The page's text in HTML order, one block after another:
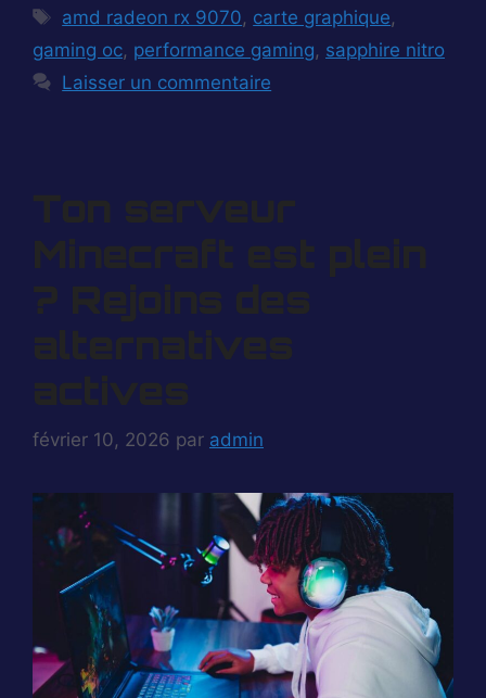
Étiquettes
amd radeon rx 9070, carte graphique,
gaming oc, performance gaming, sapphire nitro
Laisser un commentaire
Ton serveur
Minecraft est plein
? Rejoins des
alternatives
actives
février 10, 2026 par admin